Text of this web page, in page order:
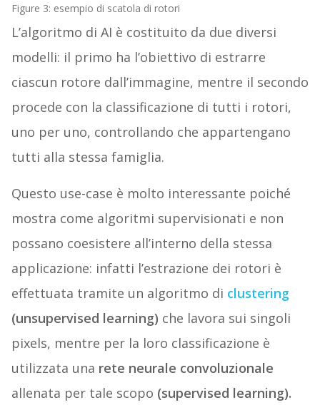
Figure 3: esempio di scatola di rotori
L’algoritmo di AI è costituito da due diversi
modelli: il primo ha l’obiettivo di estrarre
ciascun rotore dall’immagine, mentre il secondo
procede con la classificazione di tutti i rotori,
uno per uno, controllando che appartengano
tutti alla stessa famiglia.
Questo use-case è molto interessante poiché
mostra come algoritmi supervisionati e non
possano coesistere all’interno della stessa
applicazione: infatti l’estrazione dei rotori è
effettuata tramite un algoritmo di clustering
(unsupervised learning) che lavora sui singoli
pixels, mentre per la loro classificazione è
utilizzata una rete neurale convoluzionale
allenata per tale scopo (supervised learning).